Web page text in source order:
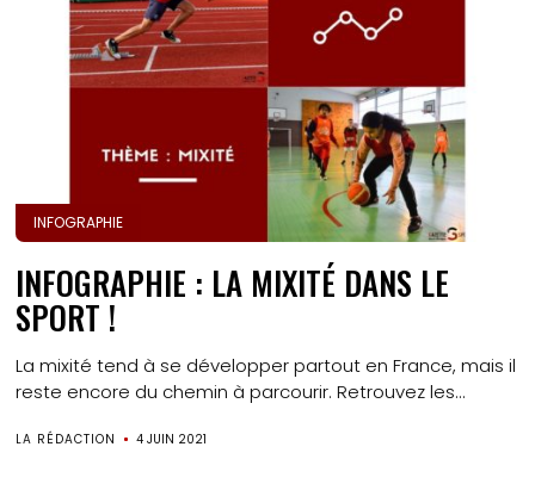
INFOGRAPHIE
INFOGRAPHIE : LA MIXITÉ DANS LE
SPORT !
La mixité tend à se développer partout en France, mais il
reste encore du chemin à parcourir. Retrouvez les...
LA RÉDACTION 4 JUIN 2021